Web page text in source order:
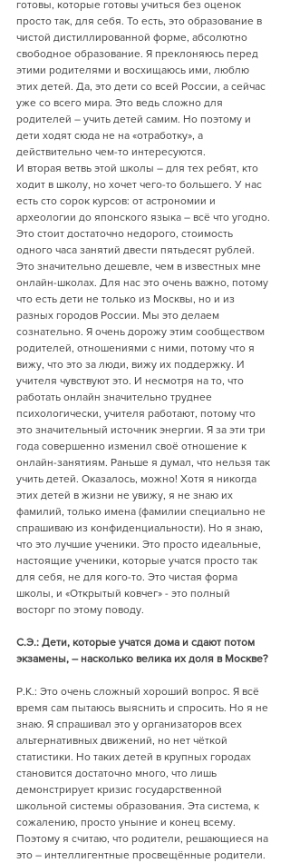
готовы, которые готовы учиться без оценок
просто так, для себя. То есть, это образование в
чистой дистиллированной форме, абсолютно
свободное образование. Я преклоняюсь перед
этими родителями и восхищаюсь ими, люблю
этих детей. Да, это дети со всей России, а сейчас
уже со всего мира. Это ведь сложно для
родителей – учить детей самим. Но поэтому и
дети ходят сюда не на «отработку», а
действительно чем-то интересуются.
И вторая ветвь этой школы – для тех ребят, кто
ходит в школу, но хочет чего-то большего. У нас
есть сто сорок курсов: от астрономии и
археологии до японского языка – всё что угодно.
Это стоит достаточно недорого, стоимость
одного часа занятий двести пятьдесят рублей.
Это значительно дешевле, чем в известных мне
онлайн-школах. Для нас это очень важно, потому
что есть дети не только из Москвы, но и из
разных городов России. Мы это делаем
сознательно. Я очень дорожу этим сообществом
родителей, отношениями с ними, потому что я
вижу, что это за люди, вижу их поддержку. И
учителя чувствуют это. И несмотря на то, что
работать онлайн значительно труднее
психологически, учителя работают, потому что
это значительный источник энергии. Я за эти три
года совершенно изменил своё отношение к
онлайн-занятиям. Раньше я думал, что нельзя так
учить детей. Оказалось, можно! Хотя я никогда
этих детей в жизни не увижу, я не знаю их
фамилий, только имена (фамилии специально не
спрашиваю из конфиденциальности). Но я знаю,
что это лучшие ученики. Это просто идеальные,
настоящие ученики, которые учатся просто так
для себя, не для кого-то. Это чистая форма
школы, и «Открытый ковчег» - это полный
восторг по этому поводу.
С.Э.: Дети, которые учатся дома и сдают потом
экзамены, – насколько велика их доля в Москве?
Р.К.: Это очень сложный хороший вопрос. Я всё
время сам пытаюсь выяснить и спросить. Но я не
знаю. Я спрашивал это у организаторов всех
альтернативных движений, но нет чёткой
статистики. Но таких детей в крупных городах
становится достаточно много, что лишь
демонстрирует кризис государственной
школьной системы образования. Эта система, к
сожалению, просто уныние и конец всему.
Поэтому я считаю, что родители, решающиеся на
это – интеллигентные просвещённые родители.